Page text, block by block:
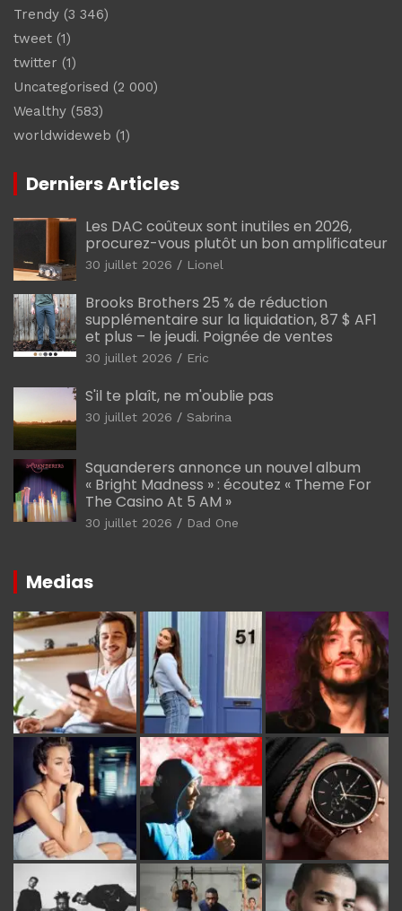
Trendy (3 346)
tweet (1)
twitter (1)
Uncategorised (2 000)
Wealthy (583)
worldwideweb (1)
Derniers Articles
Les DAC coûteux sont inutiles en 2026,
procurez-vous plutôt un bon amplificateur
30 juillet 2026 Lionel
Brooks Brothers 25 % de réduction
supplémentaire sur la liquidation, 87 $ AF1
et plus – le jeudi. Poignée de ventes
30 juillet 2026 Eric
S'il te plaît, ne m'oublie pas
30 juillet 2026 Sabrina
Squanderers annonce un nouvel album
« Bright Madness » : écoutez « Theme For
The Casino At 5 AM »
30 juillet 2026 Dad One
Medias